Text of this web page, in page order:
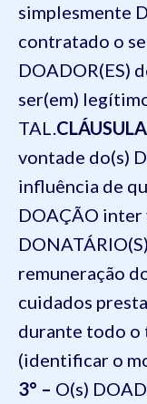
simplesmente
contratado o
DOADOR(ES)
ser(em)
TAL.
vontade do(s)
influência de
DOAÇÃO inter
remuneração
cuidados
durante todo o
(identificar o
3° – O(s)